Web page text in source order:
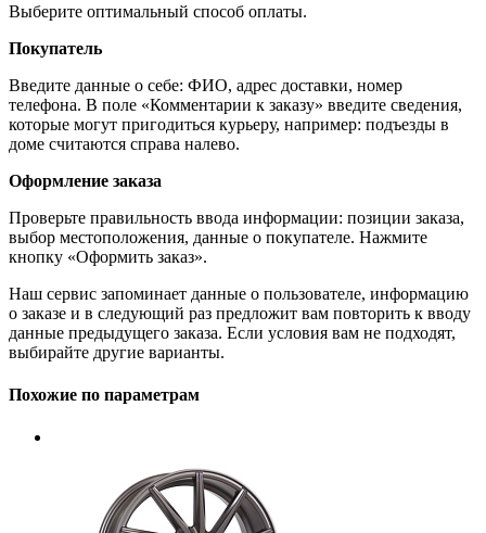
Выберите оптимальный способ оплаты.
Покупатель
Введите данные о себе: ФИО, адрес доставки, номер
телефона. В поле «Комментарии к заказу» введите сведения,
которые могут пригодиться курьеру, например: подъезды в
доме считаются справа налево.
Оформление заказа
Проверьте правильность ввода информации: позиции заказа,
выбор местоположения, данные о покупателе. Нажмите
кнопку «Оформить заказ».
Наш сервис запоминает данные о пользователе, информацию
о заказе и в следующий раз предложит вам повторить к вводу
данные предыдущего заказа. Если условия вам не подходят,
выбирайте другие варианты.
Похожие по параметрам